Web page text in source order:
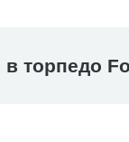
торпедо